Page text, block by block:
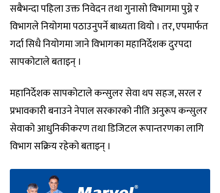
सबैभन्दा पहिला उक्त निवेदन तथा गुनासो विभागमा पुग्ने र
विभागले नियोगमा पठाउनुपर्ने बाध्यता थियो । तर, एपमार्फत
गर्दा सिधै नियोगमा जाने विभागका महानिर्देशक दुरपदा
सापकोटाले बताइन् ।
महानिर्देशक सापकोटाले कन्सुलर सेवा थप सहज, सरल र
प्रभावकारी बनाउने नेपाल सरकारको नीति अनुरूप कन्सुलर
सेवाको आधुनिकीकरण तथा डिजिटल रूपान्तरणका लागि
विभाग सक्रिय रहेको बताइन् ।